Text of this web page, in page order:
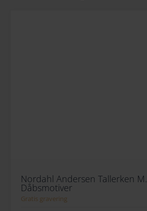
Nordahl Andersen Tallerken M.
Dåbsmotiver
Gratis gravering